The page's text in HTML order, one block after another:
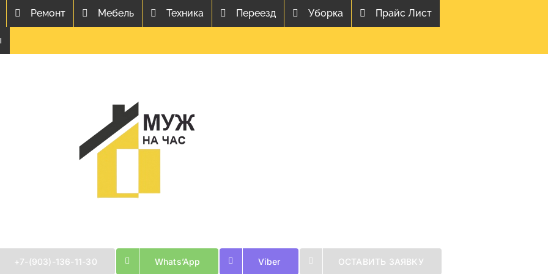
Ремонт Мебель Техника Переезд Уборка Прайс Лист
+7-(903)-136-11-30 Whats’App Viber ОСТАВИТЬ ЗАЯВКУ